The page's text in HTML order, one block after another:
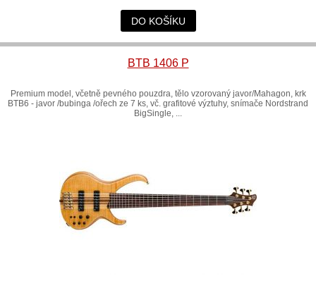
DO KOŠÍKU
BTB 1406 P
Premium model, včetně pevného pouzdra, tělo vzorovaný javor/Mahagon, krk
BTB6 - javor /bubinga /ořech ze 7 ks, vč. grafitové výztuhy, snímače Nordstrand
BigSingle, ...